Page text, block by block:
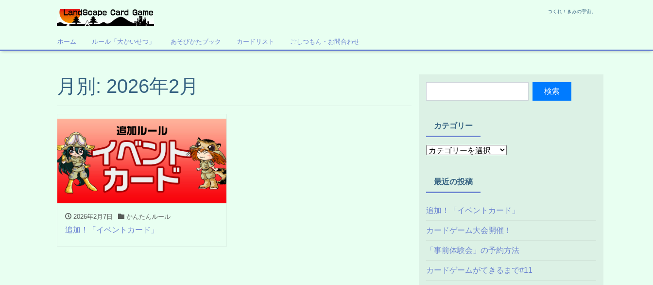
つくれ！きみの宇宙。
ホーム ルール「大かいせつ」 あそびかたブック カードリスト ごしつもん・お問合わせ
月別: 2026年2月
2026年2月7日 かんたんルール
追加！「イベントカード」
カテゴリー
最近の投稿
追加！「イベントカード」
カードゲーム大会開催！
「事前体験会」の予約方法
カードゲームがてきるまで#11